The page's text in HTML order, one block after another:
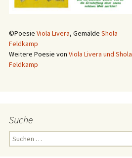
©Poesie Viola Livera, Gemälde Shola
Feldkamp
Weitere Poesie von Viola Livera und Shola
Feldkamp
Suche
Suchen
nach: